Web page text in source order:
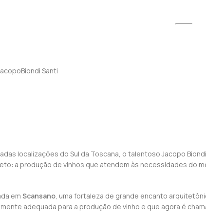
Santi
localizações do Sul da Toscana, o talentoso Jacopo
a produção de vinhos que atendem às necessidades do
em Scansano, uma fortaleza de grande encanto
adequada para a produção de vinho e que agora é